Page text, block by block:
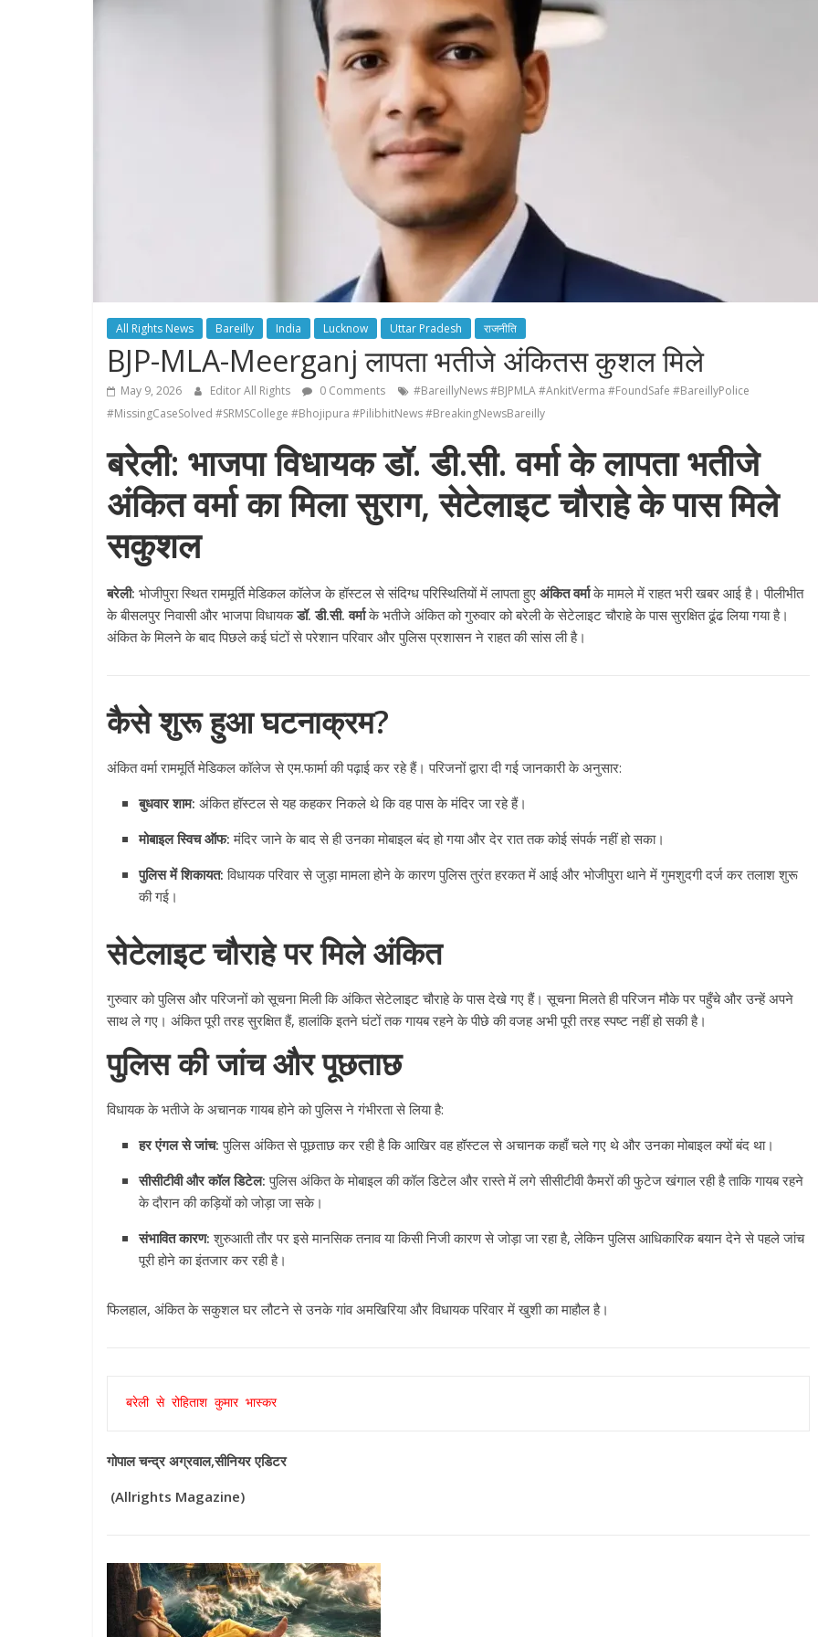
All Rights News Bareilly India Lucknow Uttar Pradesh राजनीति
BJP-MLA-Meerganj लापता भतीजे अंकितस कुशल मिले
May 9, 2026 Editor All Rights 0 Comments
#BareillyNews #BJPMLA #AnkitVerma #FoundSafe #BareillyPolice
#MissingCaseSolved #SRMSCollege #Bhojipura #PilibhitNews #BreakingNewsBareilly
बरेली: भाजपा विधायक डॉ. डी.सी. वर्मा के लापता भतीजे
अंकित वर्मा का मिला सुराग, सेटेलाइट चौराहे के पास मिले
सकुशल
बरेली: भोजीपुरा स्थित राममूर्ति मेडिकल कॉलेज के हॉस्टल से संदिग्ध परिस्थितियों में लापता हुए अंकित वर्माके मामले में राहत भरी खबर आई है। पीलीभीत
के बीसलपुर निवासी और भाजपा विधायकडॉ. डी.सी. वर्माके भतीजे अंकित को गुरुवार को बरेली के सेटेलाइट चौराहे के पास सुरक्षित ढूंढ लिया गया है।
अंकित के मिलने के बाद पिछले कई घंटों से परेशान परिवार और पुलिस प्रशासन ने राहत की सांस ली है।
कैसे शुरू हुआ घटनाक्रम?
अंकित वर्मा राममूर्ति मेडिकल कॉलेज से एम.फार्मा की पढ़ाई कर रहे हैं। परिजनों द्वारा दी गई जानकारी के अनुसार:
बुधवार शाम: अंकित हॉस्टल से यह कहकर निकले थे कि वह पास के मंदिर जा रहे हैं।
मोबाइल स्विच ऑफ: मंदिर जाने के बाद से ही उनका मोबाइल बंद हो गया और देर रात तक कोई संपर्क नहीं हो सका।
पुलिस में शिकायत: विधायक परिवार से जुड़ा मामला होने के कारण पुलिस तुरंत हरकत में आई और भोजीपुरा थाने में गुमशुदगी दर्ज कर तलाश शुरू
की गई।
सेटेलाइट चौराहे पर मिले अंकित
गुरुवार को पुलिस और परिजनों को सूचना मिली कि अंकित सेटेलाइट चौराहे के पास देखे गए हैं। सूचना मिलते ही परिजन मौके पर पहुँचे और उन्हें अपने
साथ ले गए। अंकित पूरी तरह सुरक्षित हैं, हालांकि इतने घंटों तक गायब रहने के पीछे की वजह अभी पूरी तरह स्पष्ट नहीं हो सकी है।
पुलिस की जांच और पूछताछ
विधायक के भतीजे के अचानक गायब होने को पुलिस ने गंभीरता से लिया है:
हर एंगल से जांच: पुलिस अंकित से पूछताछ कर रही है कि आखिर वह हॉस्टल से अचानक कहाँ चले गए थे और उनका मोबाइल क्यों बंद था।
सीसीटीवी और कॉल डिटेल: पुलिस अंकित के मोबाइल की कॉल डिटेल और रास्ते में लगे सीसीटीवी कैमरों की फुटेज खंगाल रही है ताकि गायब रहने
के दौरान की कड़ियों को जोड़ा जा सके।
संभावित कारण: शुरुआती तौर पर इसे मानसिक तनाव या किसी निजी कारण से जोड़ा जा रहा है, लेकिन पुलिस आधिकारिक बयान देने से पहले जांच
पूरी होने का इंतजार कर रही है।
फिलहाल, अंकित के सकुशल घर लौटने से उनके गांव अमखिरिया और विधायक परिवार में खुशी का माहौल है।
बरेली से रोहिताश कुमार भास्कर
गोपाल चन्द्र अग्रवाल,सीनियर एडिटर
(Allrights Magazine)
Pradesh
राजनीति हॉट राजनीतिक
उपाध्यक्ष सोनू बाल्मीकि का किया गया
स्वागत